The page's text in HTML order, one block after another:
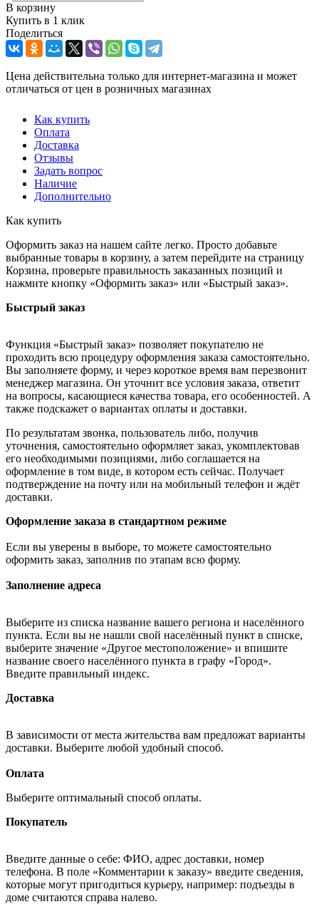
В корзину
Купить в 1 клик
Поделиться
Цена действительна только для интернет-магазина и может
отличаться от цен в розничных магазинах
Как купить
Оплата
Доставка
Отзывы
Задать вопрос
Наличие
Дополнительно
Как купить
Оформить заказ на нашем сайте легко. Просто добавьте
выбранные товары в корзину, а затем перейдите на страницу
Корзина, проверьте правильность заказанных позиций и
нажмите кнопку «Оформить заказ» или «Быстрый заказ».
Быстрый заказ
Функция «Быстрый заказ» позволяет покупателю не
проходить всю процедуру оформления заказа самостоятельно.
Вы заполняете форму, и через короткое время вам перезвонит
менеджер магазина. Он уточнит все условия заказа, ответит
на вопросы, касающиеся качества товара, его особенностей. А
также подскажет о вариантах оплаты и доставки.
По результатам звонка, пользователь либо, получив
уточнения, самостоятельно оформляет заказ, укомплектовав
его необходимыми позициями, либо соглашается на
оформление в том виде, в котором есть сейчас. Получает
подтверждение на почту или на мобильный телефон и ждёт
доставки.
Оформление заказа в стандартном режиме
Если вы уверены в выборе, то можете самостоятельно
оформить заказ, заполнив по этапам всю форму.
Заполнение адреса
Выберите из списка название вашего региона и населённого
пункта. Если вы не нашли свой населённый пункт в списке,
выберите значение «Другое местоположение» и впишите
название своего населённого пункта в графу «Город».
Введите правильный индекс.
Доставка
В зависимости от места жительства вам предложат варианты
доставки. Выберите любой удобный способ.
Оплата
Выберите оптимальный способ оплаты.
Покупатель
Введите данные о себе: ФИО, адрес доставки, номер
телефона. В поле «Комментарии к заказу» введите сведения,
которые могут пригодиться курьеру, например: подъезды в
доме считаются справа налево.